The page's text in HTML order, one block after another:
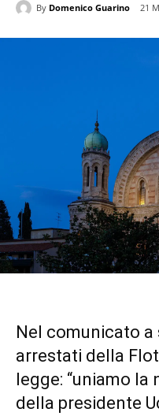
By Domenico Guarino 21
Nel comunicato
arrestati della
legge: “uniamo la
della presidente